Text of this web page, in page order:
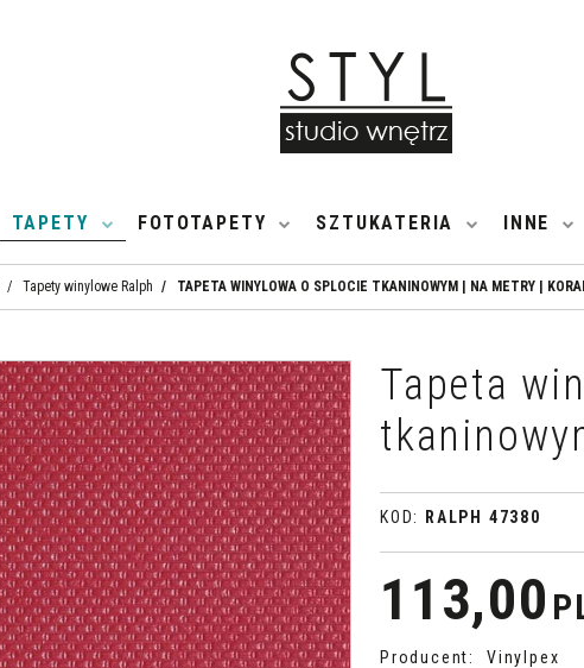
TAPETY FOTOTAPETY SZTUKATERIA INNE
/ Tapety winylowe Ralph / TAPETA WINYLOWA O SPLOCIE TKANINOWYM | NA METRY |
Tapeta
KOD: RALPH 47380
113,00
Producent: Vinylpex